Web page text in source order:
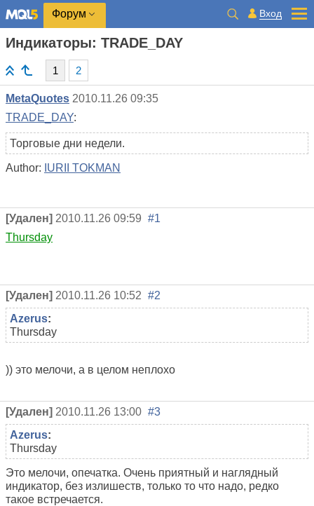
Форум Вход
Индикаторы: TRADE_DAY
1 2
MetaQuotes 2010.11.26 09:35
TRADE_DAY:
Торговые дни недели.
Author: IURII TOKMAN
[Удален] 2010.11.26 09:59 #1
Thursday
[Удален] 2010.11.26 10:52 #2
Azerus:
Thursday
)) это мелочи, а в целом неплохо
[Удален] 2010.11.26 13:00 #3
Azerus:
Thursday
Это мелочи, опечатка. Очень приятный и наглядный
индикатор, без излишеств, только то что надо, редко
такое встречается.